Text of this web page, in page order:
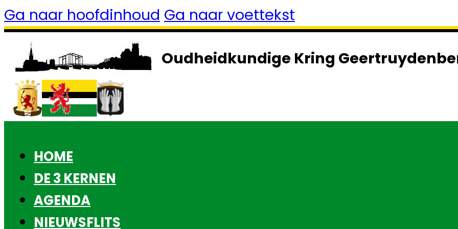
Ga naar hoofdinhoud Ga naar voettekst
Oudheidkundige Kring
HOME
DE 3 KERNEN
AGENDA
NIEUWSFLITS